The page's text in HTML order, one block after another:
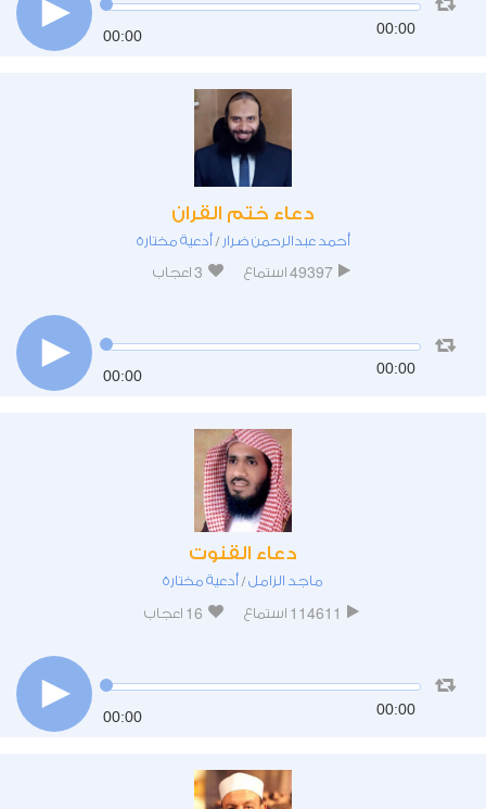
00:00 00:00
دعاء ختم القران
أحمد عبدالرحمن ضرار /أدعية مختارة
49397 استماع 3 اعجاب
00:00 00:00
دعاء القنوت
ماجد الزامل/أدعية مختارة
114611 استماع 16 اعجاب
00:00 00:00